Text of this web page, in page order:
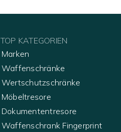
TOP KATEGORIEN
Marken
Waffenschränke
Wertschutzschränke
Möbeltresore
Dokumententresore
Waffenschrank Fingerprint